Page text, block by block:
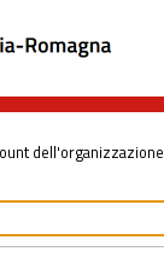
dell'organizzazione